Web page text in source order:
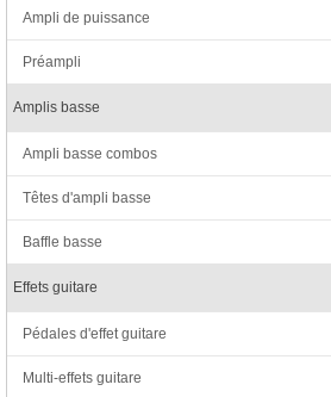
Ampli de puissance
Préampli
Amplis basse
Ampli basse combos
Têtes d'ampli basse
Baffle basse
Effets guitare
Pédales d'effet guitare
Multi-effets guitare